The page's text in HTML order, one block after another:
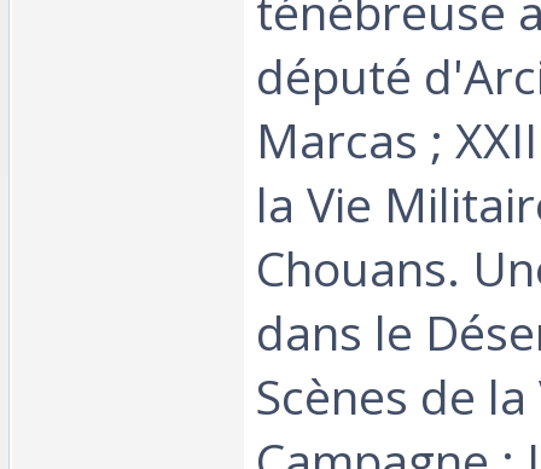
député
Marcas ;
la Vie
Chouans.
dans le
Scènes de